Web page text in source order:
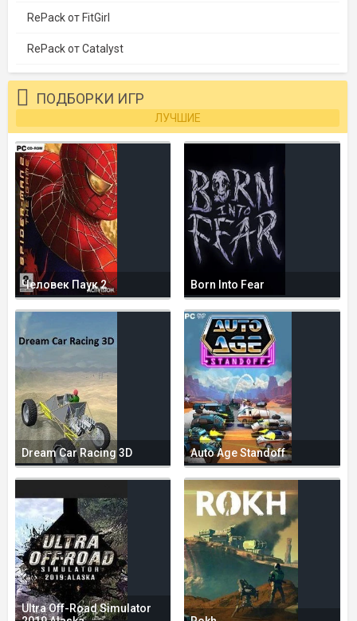
RePack от FitGirl
RePack от Catalyst
ПОДБОРКИ ИГР
ЛУЧШИЕ
Человек Паук 2 Born Into Fear
Dream Car Racing 3D Auto Age Standoff
Ultra Off-Road Simulator